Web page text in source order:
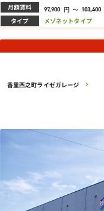
月額賃料 97,900 円 ～ 103,400
タイプ メゾネットタイプ
香里西之町ライゼガレージ